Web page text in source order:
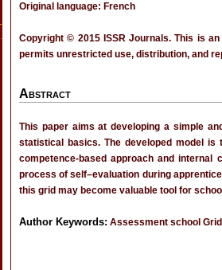
Original language: French
Copyright © 2015 ISSR Journals. This is
permits unrestricted use, distribution, and
Abstract
This paper aims at developing a simple
statistical basics. The developed model
competence-based approach and
process of self–evaluation during
this grid may become valuable tool for
Author Keywords: Assessment school